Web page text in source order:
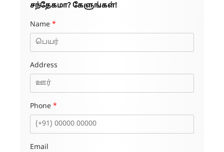
சந்தேகமா? கேளுங்கள்!
Name *
Address
Phone *
Email